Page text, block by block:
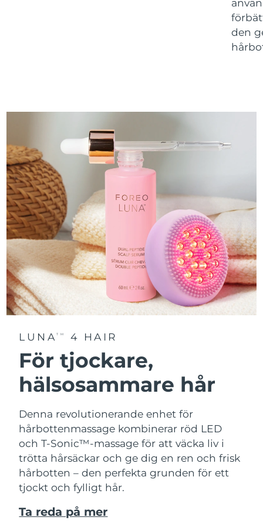
den
LUNATM 4 HAIR
För tjockare,
hälsosammare hår
Denna revolutionerande enhet för
hårbottenmassage kombinerar röd LED
och T-Sonic™-massage för att väcka liv i
trötta hårsäckar och ge dig en ren och frisk
hårbotten – den perfekta grunden för ett
tjockt och fylligt hår.
Ta reda på mer